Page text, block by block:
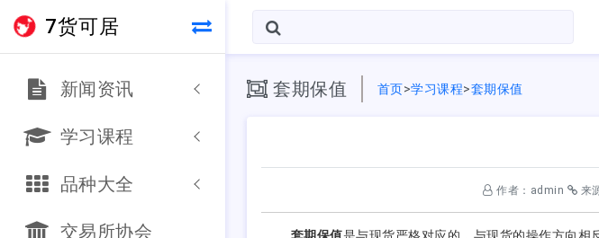
7货可居
新闻资讯
学习课程
品种大全
交易所协会
套期保值 首页>学习课程>套期保值
作者：admin 来